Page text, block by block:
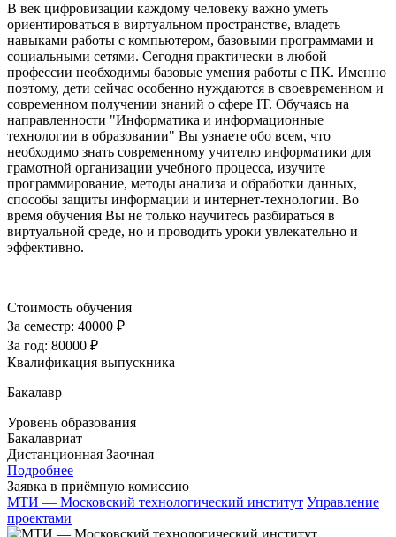
В век цифровизации каждому человеку важно уметь
ориентироваться в виртуальном пространстве, владеть
навыками работы с компьютером, базовыми программами и
социальными сетями. Сегодня практически в любой
профессии необходимы базовые умения работы с ПК. Именно
поэтому, дети сейчас особенно нуждаются в своевременном и
современном получении знаний о сфере IT. Обучаясь на
направленности "Информатика и информационные
технологии в образовании" Вы узнаете обо всем, что
необходимо знать современному учителю информатики для
грамотной организации учебного процесса, изучите
программирование, методы анализа и обработки данных,
способы защиты информации и интернет-технологии. Во
время обучения Вы не только научитесь разбираться в
виртуальной среде, но и проводить уроки увлекательно и
эффективно.
Стоимость обучения
За семестр: 40000 ₽
За год: 80000 ₽
Квалификация выпускника
Бакалавр
Уровень образования
Бакалавриат
Дистанционная Заочная
Подробнее
Заявка в приёмную комиссию
МТИ — Московский технологический институт Управление
проектами